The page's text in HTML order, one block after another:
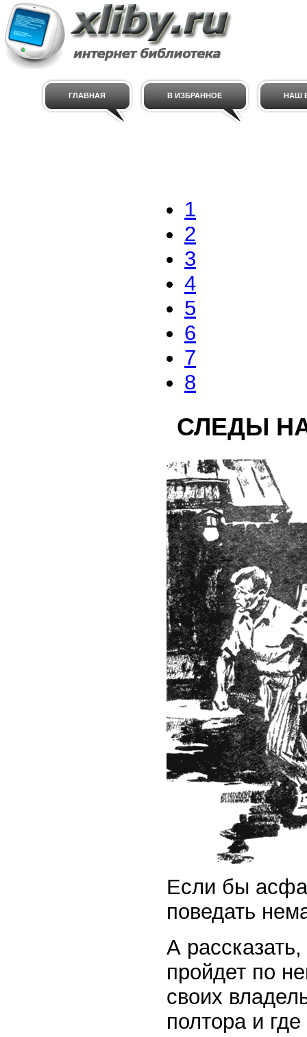
ГЛАВНАЯ В ИЗБРАННОЕ НАШ
1
2
3
4
5
6
7
8
СЛЕДЫ
Если бы
поведать
А
пройдет по
своих
полтора и